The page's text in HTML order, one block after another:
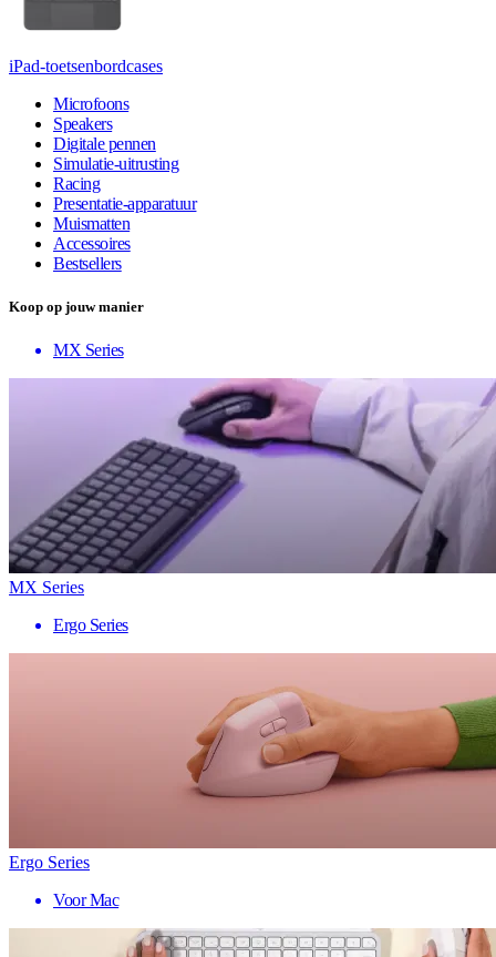
iPad-toetsenbordcases
Microfoons
Speakers
Digitale pennen
Simulatie-uitrusting
Racing
Presentatie-apparatuur
Muismatten
Accessoires
Bestsellers
Koop op jouw manier
MX Series
MX Series
Ergo Series
Ergo Series
Voor Mac